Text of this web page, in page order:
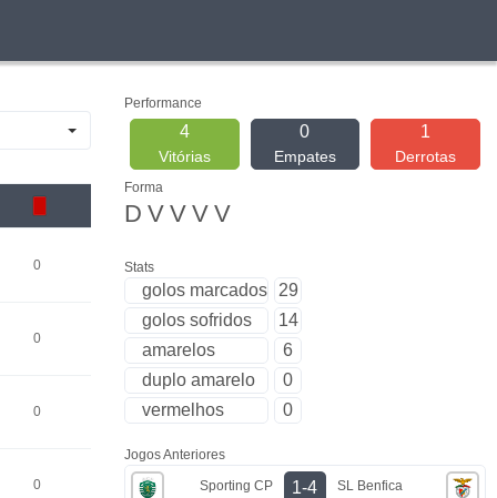
0
0
0
0
Performance
4
Vitórias
0
Empates
1
Derrotas
Forma
D V V V V
Stats
golos marcados
29
golos sofridos
14
amarelos
6
duplo amarelo
0
vermelhos
0
Jogos Anteriores
Sporting CP
1-4 SL Benfica